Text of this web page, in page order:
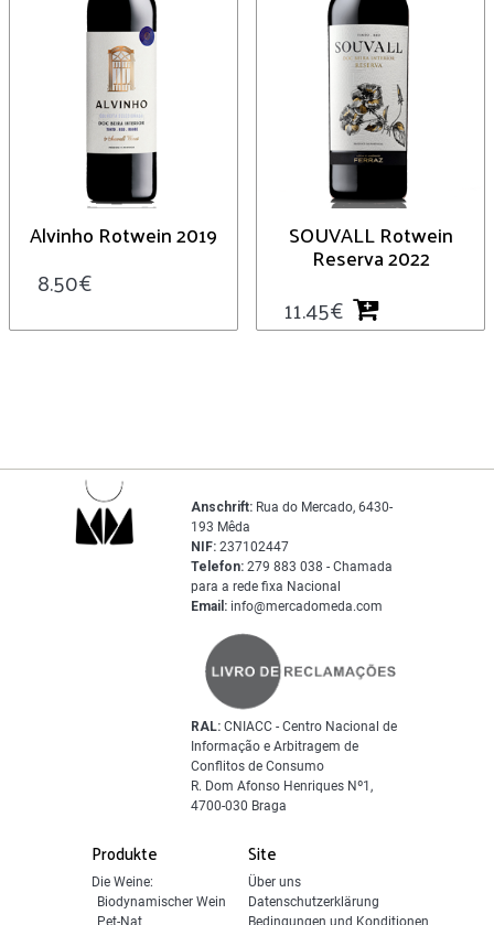
Alvinho Rotwein 2019
8.50€
SOUVALL Rotwein
Reserva 2022
11.45€
Produkte
Die Weine:
Biodynamischer Wein
Site
Über uns
Datenschutzerklärung
Anschrift: Rua do Mercado, 6430-
193 Mêda
NIF: 237102447
Telefon: 279 883 038 - Chamada
para a rede fixa Nacional
Email: info@mercadomeda.com
RAL: CNIACC - Centro Nacional de
Informação e Arbitragem de
Conflitos de Consumo
R. Dom Afonso Henriques Nº1,
4700-030 Braga